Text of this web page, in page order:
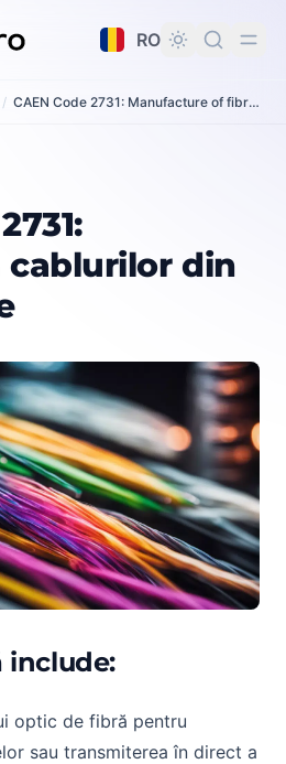
RO
/ CAEN Code 2731: Manufacture of fibre optic cables
cablurilor din fibre optice
cablurilor din
include:
optic de fibră pentru
sau transmiterea în direct a